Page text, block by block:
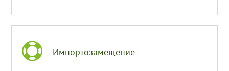
 Импортозамещение